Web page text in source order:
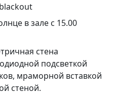
в зале с 15.00
стена
подсветкой
мраморной вставкой
стеной.